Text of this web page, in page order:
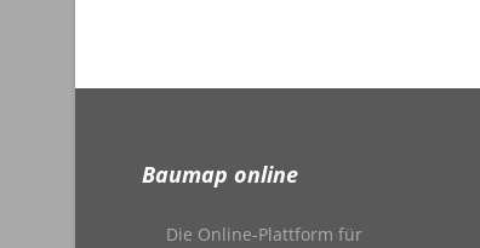
Baumap online
Die Online-Plattform für